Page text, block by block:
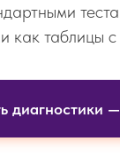
как таблицы
диагностики